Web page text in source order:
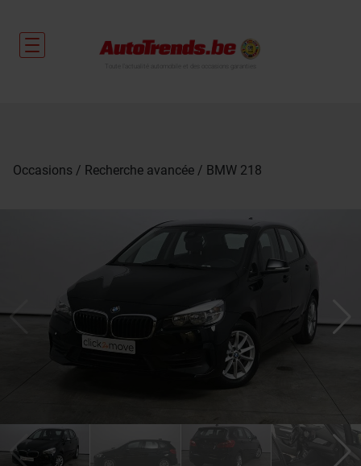
Occasions Recherche avancée BMW 218